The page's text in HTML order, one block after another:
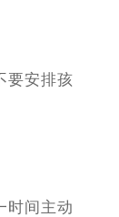
要安排孩
时间主动